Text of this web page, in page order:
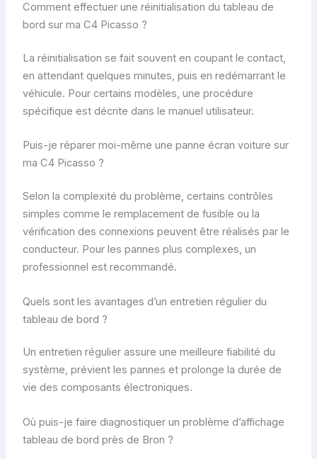
Comment effectuer une réinitialisation du tableau de
bord sur ma C4 Picasso ?
La réinitialisation se fait souvent en coupant le contact,
en attendant quelques minutes, puis en redémarrant le
véhicule. Pour certains modèles, une procédure
spécifique est décrite dans le manuel utilisateur.
Puis-je réparer moi-même une panne écran voiture sur
ma C4 Picasso ?
Selon la complexité du problème, certains contrôles
simples comme le remplacement de fusible ou la
vérification des connexions peuvent être réalisés par le
conducteur. Pour les pannes plus complexes, un
professionnel est recommandé.
Quels sont les avantages d’un entretien régulier du
tableau de bord ?
Un entretien régulier assure une meilleure fiabilité du
système, prévient les pannes et prolonge la durée de
vie des composants électroniques.
Où puis-je faire diagnostiquer un problème d’affichage
tableau de bord près de Bron ?